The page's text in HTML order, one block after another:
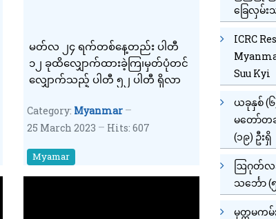
မတ်လ ၂၄ ရက်တစ်နေ့တည်း ပါတီ
၁၂ ခုထိလျှောက်ထားခဲ့ကြ၊မှတ်ပုံတင်
လျှောက်သည့် ပါတီ ၅၂ ပါတီ ရှိလာ
Category: Myanmar
25 March 2023
Hits: 607
Myamar
ခြေလှမ်း
ICRC
Suu Kyi
ယခုနှစ် (
မတော်တ
(၁၉) ဦးရှိ
ဩဂုတ်လ
သင်္ဘော (
မုတ္တမက